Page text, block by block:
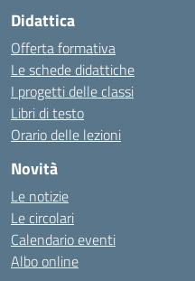
Didattica
Offerta formativa
Le schede didattiche
I progetti delle classi
Libri di testo
Orario delle lezioni
Novità
Le notizie
Le circolari
Calendario eventi
Albo online